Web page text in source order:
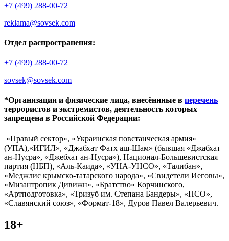
+7 (499) 288-00-72
reklama@sovsek.com
Отдел распространения:
+7 (499) 288-00-72
sovsek@sovsek.com
*Организации и физические лица, внесённные в перечень
террористов и экстремистов, деятельность которых
запрещена в Российской Федерации:
«Правый сектор», «Украинская повстанческая армия»
(УПА),«ИГИЛ», «Джабхат Фатх аш-Шам» (бывшая «Джабхат
ан-Нусра», «Джебхат ан-Нусра»), Национал-Большевистская
партия (НБП), «Аль-Каида», «УНА-УНСО», «Талибан»,
«Меджлис крымско-татарского народа», «Свидетели Иеговы»,
«Мизантропик Дивижн», «Братство» Корчинского,
«Артподготовка», «Тризуб им. Степана Бандеры», «НСО»,
«Славянский союз», «Формат-18», Дуров Павел Валерьевич.
18+